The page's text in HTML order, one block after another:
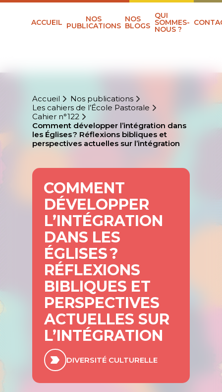
ACCUEIL NOS
PUBLICATIONS
NOS
BLOGS
QUI
SOMMES-
NOUS ?
Accueil
Nos publications
Les cahiers de l’École Pastorale
Cahier n°122
Comment développer l’intégration dans
les Églises ? Réflexions bibliques et
perspectives actuelles sur l’intégration
COMMENT
DÉVELOPPER
L’INTÉGRATION
DANS LES
ÉGLISES ?
RÉFLEXIONS
BIBLIQUES ET
PERSPECTIVES
ACTUELLES SUR
L’INTÉGRATION
DIVERSITÉ CULTURELLE